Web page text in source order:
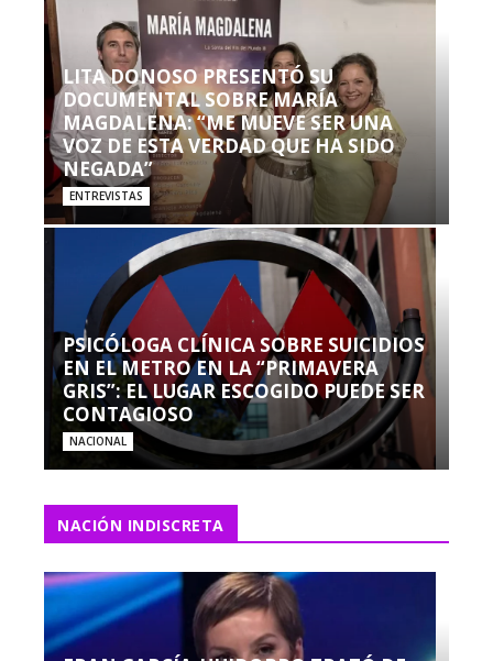
LITA DONOSO PRESENTÓ SU
DOCUMENTAL SOBRE MARÍA
MAGDALENA: “ME MUEVE SER UNA
VOZ DE ESTA VERDAD QUE HA SIDO
NEGADA”
ENTREVISTAS
PSICÓLOGA CLÍNICA SOBRE SUICIDIOS
EN EL METRO EN LA “PRIMAVERA
GRIS”: EL LUGAR ESCOGIDO PUEDE SER
CONTAGIOSO
NACIONAL
NACIÓN INDISCRETA